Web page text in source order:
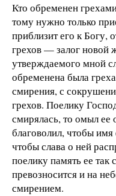
Кто обременен
тому нужно только
приблизит его к Богу,
грехов — залог новой
утверждаемого мной
обременена была
смирения, с
грехов. Поелику
смирялась, то омыл ее
благоволил, чтобы
чтобы слава о ней
поелику память ее так
превозносится и на
смирением.